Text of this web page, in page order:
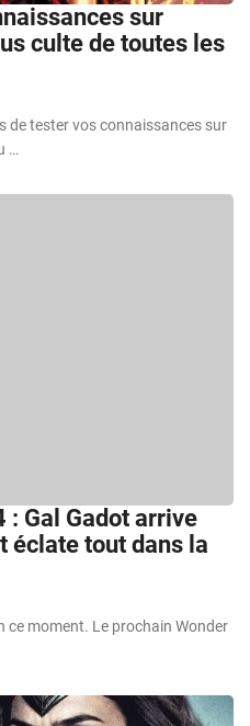
sur
culte de toutes les
de tester vos connaissances sur
…
: Gal Gadot arrive
éclate tout dans la
ce moment. Le prochain Wonder